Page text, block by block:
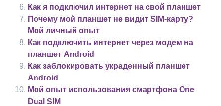
Как я подключил интернет на свой планшет
Почему мой планшет не видит SIM-карту?
Мой личный опыт
Как подключить интернет через модем на
планшет Android
Как заблокировать украденный планшет
Android
Мой опыт использования смартфона One
Dual SIM